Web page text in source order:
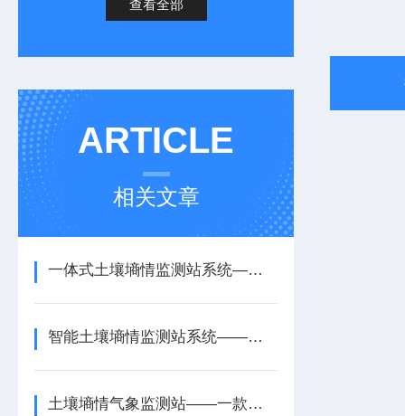
查看全部
ARTICLE
相关文章
一体式土壤墒情监测站系统——全程指导的土壤墒情无线监测系统2026热销推荐
智能土壤墒情监测站系统——精准判断的多深度土壤墒情监测站系统2026推荐
土壤墒情气象监测站——一款沉默而忠诚的气象土壤墒情监测站2026+派+送